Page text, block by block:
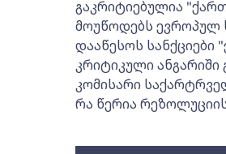
გაკრიტიებულია
მოუწოდებს ევროპულ
დააწესოს სანქციები
კრიტიკული
კომისარი
რა წერია